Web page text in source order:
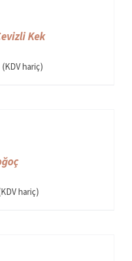
Kek
(KDV hariç)
hariç)